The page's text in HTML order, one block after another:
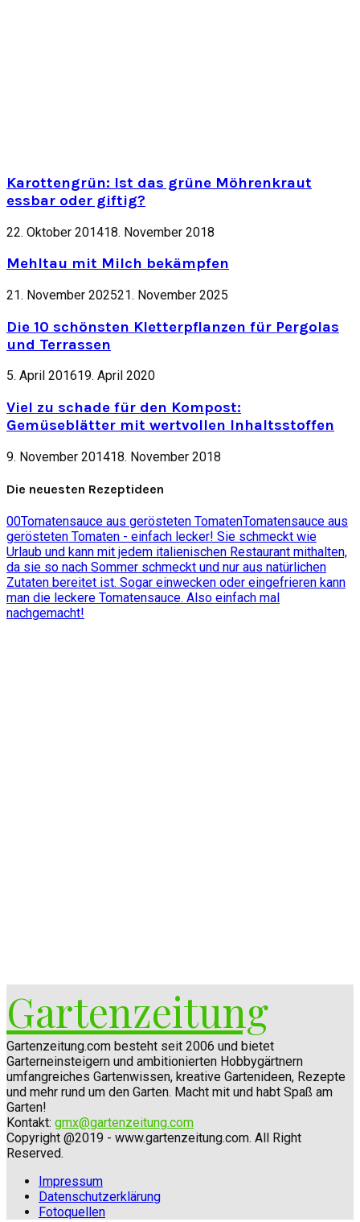
Karottengrün: Ist das grüne Möhrenkraut
essbar oder giftig?
22. Oktober 201418. November 2018
Mehltau mit Milch bekämpfen
21. November 202521. November 2025
Die 10 schönsten Kletterpflanzen für Pergolas
und Terrassen
5. April 201619. April 2020
Viel zu schade für den Kompost:
Gemüseblätter mit wertvollen Inhaltsstoffen
9. November 201418. November 2018
Die neuesten Rezeptideen
00Tomatensauce aus gerösteten TomatenTomatensauce aus
gerösteten Tomaten - einfach lecker! Sie schmeckt wie
Urlaub und kann mit jedem italienischen Restaurant mithalten,
da sie so nach Sommer schmeckt und nur aus natürlichen
Zutaten bereitet ist. Sogar einwecken oder eingefrieren kann
man die leckere Tomatensauce. Also einfach mal
nachgemacht!
Gartenzeitung
Gartenzeitung.com besteht seit 2006 und bietet
Garterneinsteigern und ambitionierten Hobbygärtnern
umfangreiches Gartenwissen, kreative Gartenideen, Rezepte
und mehr rund um den Garten. Macht mit und habt Spaß am
Garten!
Kontakt: gmx@gartenzeitung.com
Copyright @2019 - www.gartenzeitung.com. All Right
Reserved.
Impressum
Datenschutzerklärung
Fotoquellen